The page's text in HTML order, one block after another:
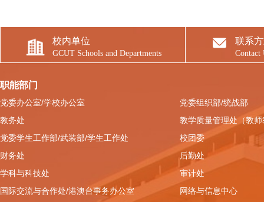
校内单位
GCUT Schools and Departments
联系
Contact
职能部门
党委办公室/学校办公室
党委组织部/统战部
教务处
教学质量管理处（教
党委学生工作部/武装部/学生工作处
校团委
财务处
后勤处
学科与科技处
审计处
国际交流与合作处/港澳台事务办公室
网络与信息中心